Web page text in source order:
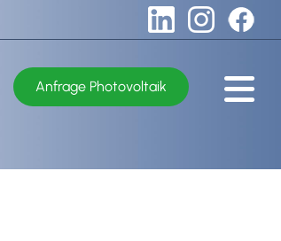
Anfrage Photovoltaik